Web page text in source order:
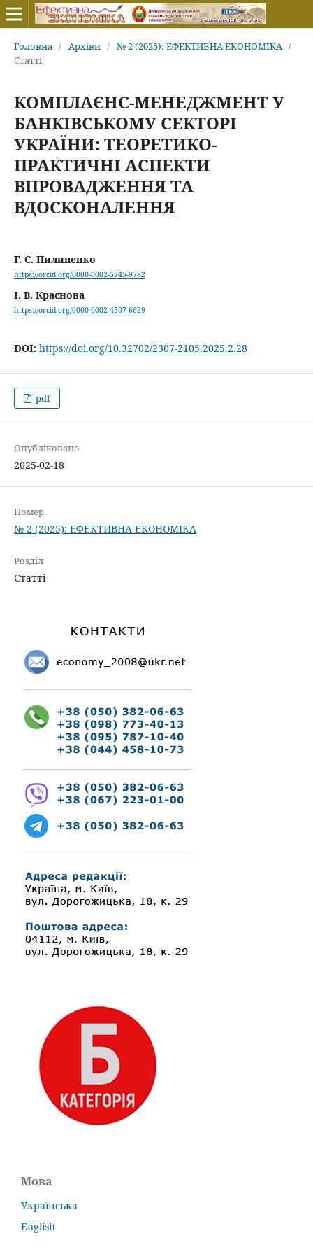
Головна / Архіви / № 2 (2025): ЕФЕКТИВНА ЕКОНОМІКА /
Статті
КОМПЛАЄНС-МЕНЕДЖМЕНТ У
БАНКІВСЬКОМУ СЕКТОРІ
УКРАЇНИ: ТЕОРЕТИКО-
ПРАКТИЧНІ АСПЕКТИ
ВПРОВАДЖЕННЯ ТА
ВДОСКОНАЛЕННЯ
Г. С. Пилипенко
https://orcid.org/0000-0002-5745-9782
І. В. Краснова
https://orcid.org/0000-0002-4507-6629
DOI: https://doi.org/10.32702/2307-2105.2025.2.28
pdf
Опубліковано
2025-02-18
Номер
№ 2 (2025): ЕФЕКТИВНА ЕКОНОМІКА
Розділ
Статті
Мова
Українська
English